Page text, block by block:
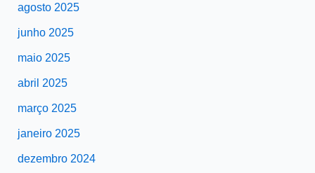
agosto 2025
junho 2025
maio 2025
abril 2025
março 2025
janeiro 2025
dezembro 2024